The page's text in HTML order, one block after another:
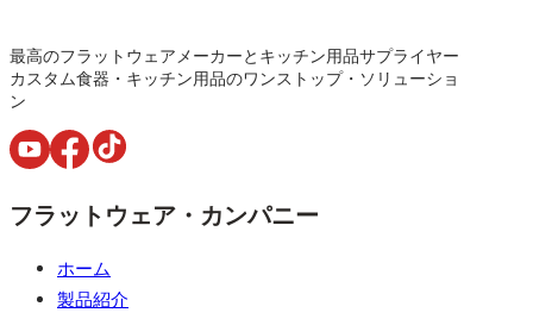
最高のフラットウェアメーカーとキッチン用品サプライヤー
カスタム食器・キッチン用品のワンストップ・ソリューショ
ン
フラットウェア・カンパニー
ホーム
製品紹介